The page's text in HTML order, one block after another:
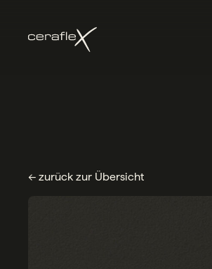
← zurück zur Übersicht